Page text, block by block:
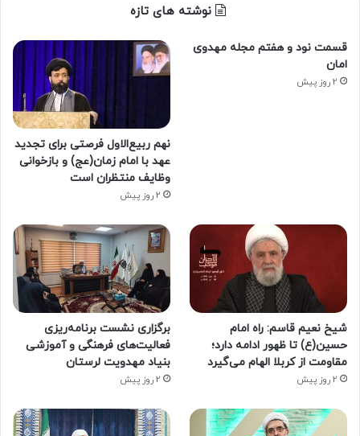
نوشته های تازه
قسمت نود و هفتم مجله مهدوی
امان
2 روز پیش
نهم ربیع‌الاول فرصتی برای تجدید
عهد با امام زمان(عج) و بازخوانی
وظایف منتظران است
2 روز پیش
شیخ نعیم قاسم: راه امام
حسین(ع) تا ظهور ادامه دارد؛
مقاومت از کربلا الهام می‌گیرد
2 روز پیش
برگزاری نشست برنامه‌ریزی
فعالیت‌های فرهنگی و آموزشی
بنیاد مهدویت لرستان
2 روز پیش